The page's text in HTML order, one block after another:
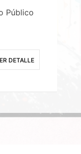
Público
DETALLE